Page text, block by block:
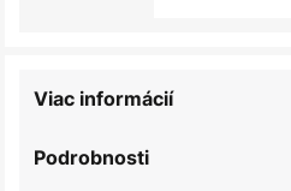
Podrobnosti
Viac informácií